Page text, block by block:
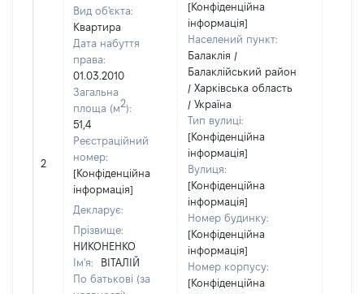
2
Вид об'єкта:
Квартира
Дата набуття
права:
01.03.2010
Загальна
площа (м2):
51,4
Реєстраційний
номер:
[Конфіденційна
інформація]
Декларує:
Прізвище:
НИКОНЕНКО
Ім'я:
ВІТАЛІЙ
По батькові (за
[Конфіденційна
інформація]
Населений пункт:
Балаклія /
Балаклійський район
/ Харківська область
/ Україна
Тип вулиці:
[Конфіденційна
інформація]
Вулиця:
[Конфіденційна
інформація]
Номер будинку:
[Конфіденційна
інформація]
Номер корпусу:
[Конфіденційна